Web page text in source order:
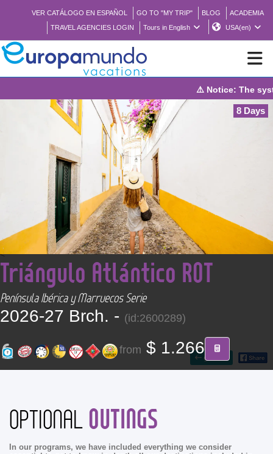
VER CATÁLOGO EN ESPAÑOL GO TO "MY TRIP" BLOG
ACADEMIA
TRAVEL AGENCIES LOGIN
Tours in English USA(en)
BROCHURE PDF
WHERE TO BUY
FEATURED
ABOUT US
CONTACT
Find your Tour
⚠️ Notice: The system
8 Days
go back
<
Triángulo Atlántico ROT
Península Ibérica y Marruecos Serie
2026-27 Brch. - (id:2600289)
from $ 1.266
OPTIONALOUTINGS
In our programs, we have included everything we consider